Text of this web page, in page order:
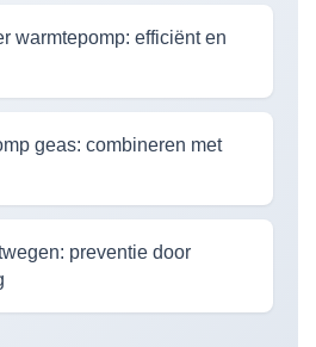
warmtepomp: efficiënt en
geas: combineren met
preventie door